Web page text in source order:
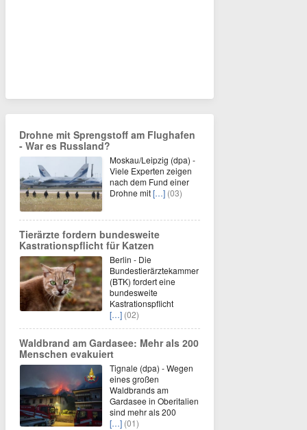
Drohne mit Sprengstoff am Flughafen
- War es Russland?
Moskau/Leipzig (dpa) -
Viele Experten zeigen
nach dem Fund einer
Drohne mit[…] (03)
Tierärzte fordern bundesweite
Kastrationspflicht für Katzen
Berlin - Die
Bundestierärztekammer
(BTK) fordert eine
bundesweite
Kastrationspflicht
[…] (02)
Waldbrand am Gardasee: Mehr als 200
Menschen evakuiert
Tignale (dpa) - Wegen
eines großen
Waldbrands am
Gardasee in Oberitalien
sind mehr als 200
[…] (01)